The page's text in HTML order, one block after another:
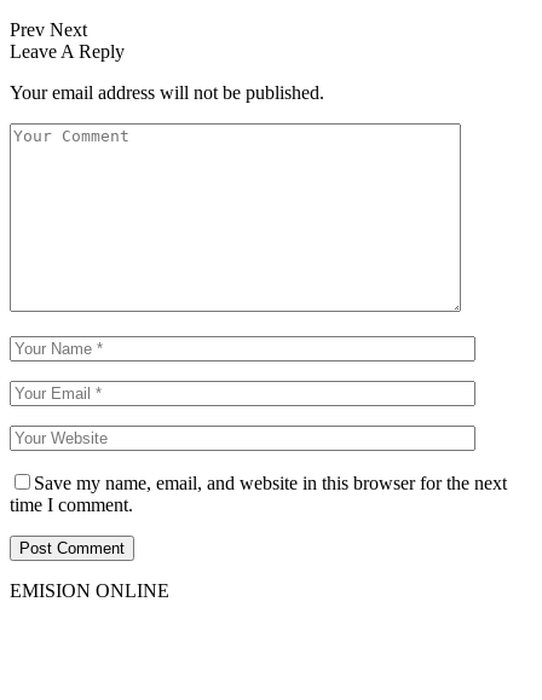
Prev Next
Leave A Reply
Your email address will not be published.
Save my name, email, and website in this browser for the next
time I comment.
EMISION ONLINE